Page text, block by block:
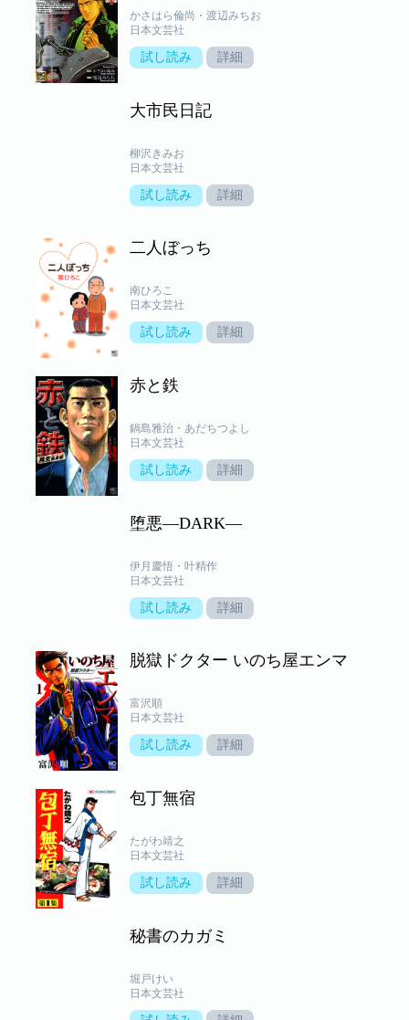
かさはら倫尚・渡辺みちお
日本文芸社
試し読み 詳細
大市民日記
柳沢きみお
日本文芸社
試し読み 詳細
二人ぼっち
南ひろこ
日本文芸社
試し読み 詳細
赤と鉄
鍋島雅治・あだちつよし
日本文芸社
試し読み 詳細
堕悪―DARK―
伊月慶悟・叶精作
日本文芸社
試し読み 詳細
脱獄ドクター いのち屋エンマ
富沢順
日本文芸社
試し読み 詳細
包丁無宿
たがわ靖之
日本文芸社
試し読み 詳細
秘書のカガミ
堀戸けい
日本文芸社